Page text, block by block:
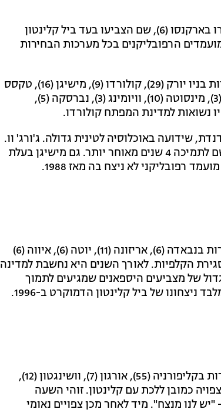
הקלפיות ייסגרו בארקנסו (6), שם הצביעו בעד ביל קלינטון
הרפובליקנים בכל מערכות הבחירות
הקלפיות נסגרות בניו יורק (29), קולורדו (9), מישיגן (16), טקסס
(38), קנזס (6), לואיזיאנה (8), צפון דקוטה (3), דרום דקוטה (3), מינסוטה (10), וויומינג (3), נברסקה (5),
שידועה באוכלוסיה לטינית גדולה. ג'ורג' וו.
בוש ניצח בקולרדו ב-2004 ברוב ניכר, אך גם אובמה זכה שם לתמיכה 4 שנים מאוחר יותר. גם מישיגן בעלת
הקלפיות נסגרות בנבאדה (6), אריזונה (11), יוטה (6), איווה (6)
סגירת הקלפיות. לאורך השנים היא נחשבת למדינה
של מצביעים היספאנים שמגיעים לתמוך
הקלפיות נסגרות בקליפורניה (55), אורגון (7), וושינגטון (12),
ביותר, צפויה כמובן ללכת עם קלינטון. זוהי השעה
לנו מנצח". מיד לאחר מכן צפויים נאומי